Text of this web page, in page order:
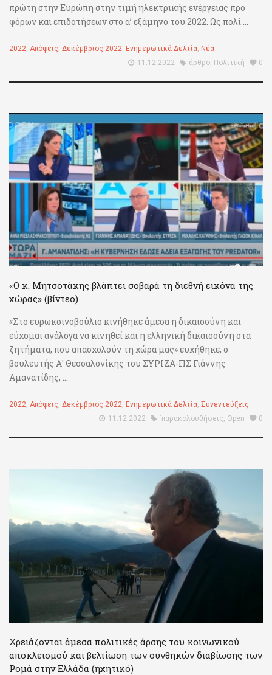
πρώτη στην Ευρώπη στην τιμή ηλεκτρικής ενέργειας προ
φόρων και επιδοτήσεων στο α’ εξάμηνο του 2022. Ως πολί ...
2022, Απόψεις, Δεκέμβριος 2022, Ενημερωτικά Δελτία, Νέα
11.12.2022
άρθρο, Πολιτική 0
«Ο κ. Μητσοτάκης βλάπτει σοβαρά τη διεθνή εικόνα της
χώρας» (βίντεο)
«Στο ευρωκοινοβούλιο κινήθηκε άμεσα η δικαιοσύνη και
εύχομαι ανάλογα να κινηθεί και η ελληνική δικαιοσύνη στα
ζητήματα, που απασχολούν τη χώρα μας» ευχήθηκε, ο
βουλευτής Α' Θεσσαλονίκης του ΣΥΡΙΖΑ-ΠΣ Γιάννης
Αμανατίδης, ...
2022, Απόψεις, Δεκέμβριος 2022, Ενημερωτικά Δελτία, Συνεντεύξεις
11.12.2022
΄παρακολουθήσεις, Open 0
Χρειάζονται άμεσα πολιτικές άρσης του κοινωνικού
αποκλεισμού και βελτίωση των συνθηκών διαβίωσης των
Ρομά στην Ελλάδα (ηχητικό)